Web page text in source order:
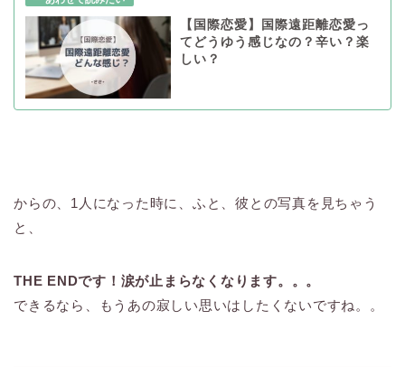
【国際恋愛】国際遠距離恋愛っ
てどうゆう感じなの？辛い？楽
しい？
からの、1人になった時に、ふと、彼との写真を見ちゃう
と、
THE ENDです！涙が止まらなくなります。。。
できるなら、もうあの寂しい思いはしたくないですね。。